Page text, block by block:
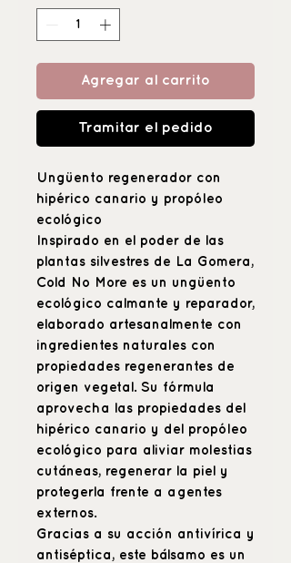
Agregar al carrito
Tramitar el pedido
Ungüento regenerador con
hipérico canario y propóleo
ecológico
Inspirado en el poder de las
plantas silvestres de La Gomera,
Cold No More es un ungüento
ecológico calmante y reparador,
elaborado artesanalmente con
ingredientes naturales con
propiedades regenerantes de
origen vegetal. Su fórmula
aprovecha las propiedades del
hipérico canario y del propóleo
ecológico para aliviar molestias
cutáneas, regenerar la piel y
protegerla frente a agentes
externos.
Gracias a su acción antivírica y
antiséptica, este bálsamo es un